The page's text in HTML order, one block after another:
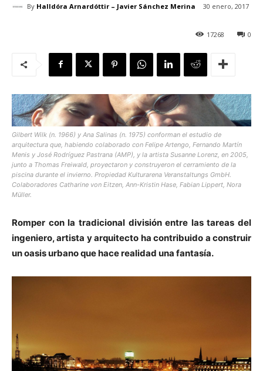
By Halldóra Arnardóttir – Javier Sánchez Merina 30 enero, 2017
0
17268
Gilbert Wilk (n. 1966) y Ana Salinas (n. 1975) conforman el estudio de
arquitectura que, habiendo colaborado con Felipe Artengo, Fernando Martín
Menis y José Rodríguez Pastrana (AMP), y la artista Susanne Lorenz, en 2005,
junto a Thomas Freiwald, proyectaron y construyeron el cerramiento de la
piscina durante el invierno. Propiedad Kulturarena Veranstaltungs GmbH.
Colaboradores Catharine von Eitzen, Ann-Kristin Hase, Fabian Lippert, Nora
Müller.
Romper con la tradicional división entre las tareas del
ingeniero, artista y arquitecto ha contribuido a construir
un oasis urbano que hace realidad una fantasía.